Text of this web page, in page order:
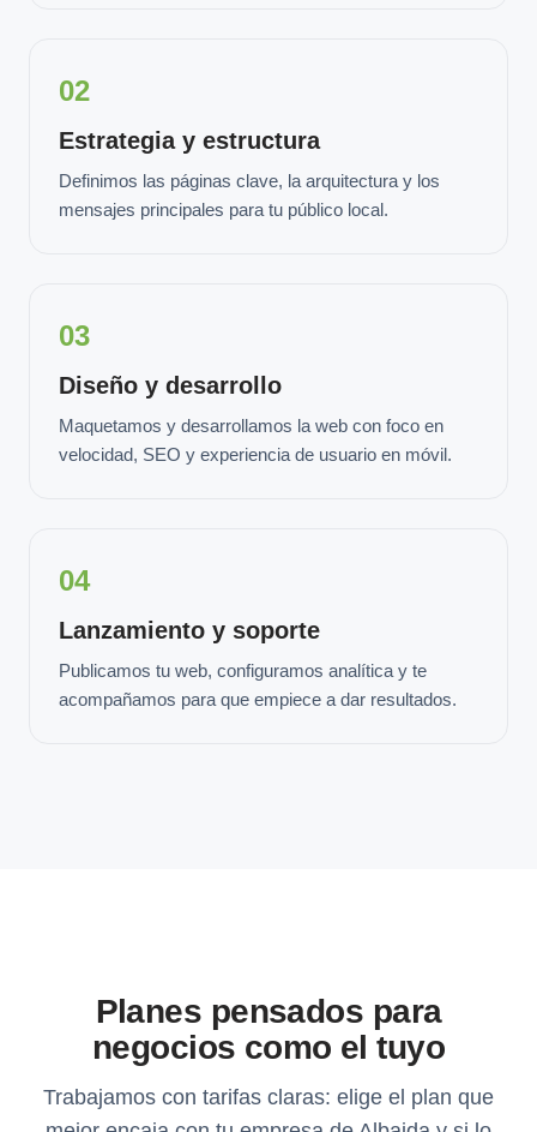
02
Estrategia y estructura
Definimos las páginas clave, la arquitectura y los
mensajes principales para tu público local.
03
Diseño y desarrollo
Maquetamos y desarrollamos la web con foco en
velocidad, SEO y experiencia de usuario en móvil.
04
Lanzamiento y soporte
Publicamos tu web, configuramos analítica y te
acompañamos para que empiece a dar resultados.
Planes pensados para
negocios como el tuyo
Trabajamos con tarifas claras: elige el plan que